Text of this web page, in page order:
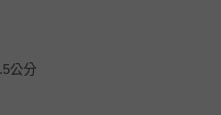
公分